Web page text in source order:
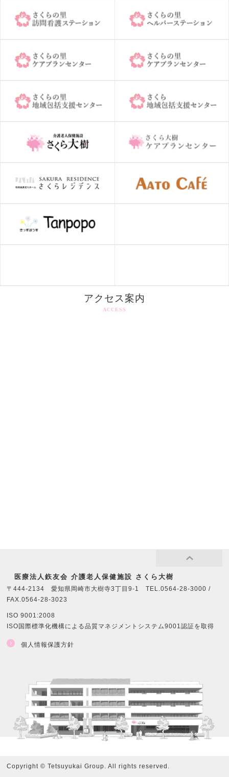
アクセス案内
ACCESS
医療法⼈鉃友会 介護老人保健施設 さくら大樹
〒444-2134 愛知県岡崎市大樹寺3丁目9-1 TEL.0564-28-3000 /
FAX.0564-28-3023
ISO 9001:2008
ISO国際標準化機構による品質マネジメントシステム9001認証を取得
個人情報保護方針
Copyright © Tetsuyukai Group. All rights reserved.